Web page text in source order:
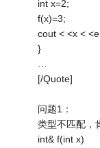
int x=2;
f(x)=3;
cout < <x <
}
…
[/Quote]
问题1：
类型不匹配，
int& f(int x)